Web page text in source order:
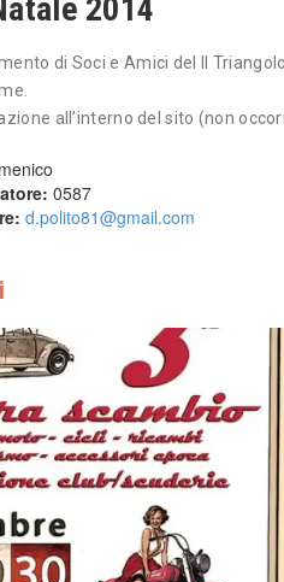
2014
di Soci e Amici del Il
all’interno del sito (non
0587
d.polito81@gmail.com